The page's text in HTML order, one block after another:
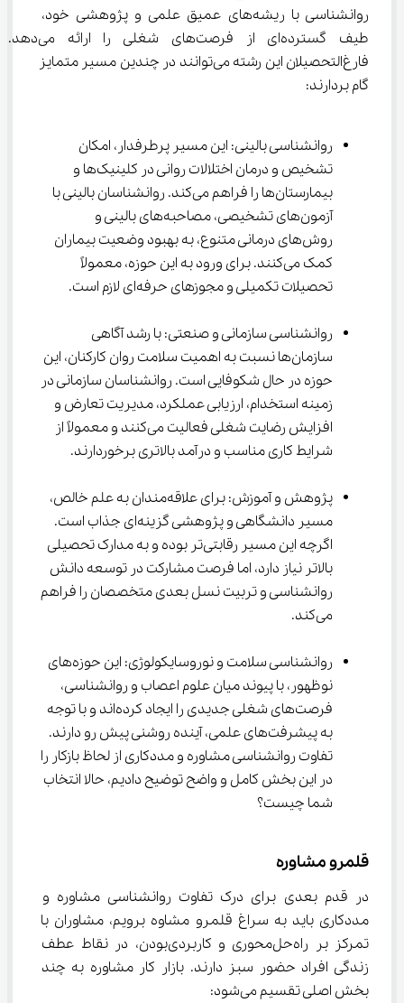
روانشناسی با ریشه‌های عمیق علمی و پژوهشی خود،
طیف گسترده‌ای از فرصت‌های شغلی را ارائه می‌دهد.
فارغ‌التحصیلان این رشته می‌توانند در چندین مسیر متمایز
گام بردارند:
روانشناسی بالینی: این مسیر پرطرفدار، امکان
تشخیص و درمان اختلالات روانی در کلینیک‌ها و
بیمارستان‌ها را فراهم می‌کند. روانشناسان بالینی با
آزمون‌های تشخیصی، مصاحبه‌های بالینی و
روش‌های درمانی متنوع، به بهبود وضعیت بیماران
کمک می‌کنند. برای ورود به این حوزه، معمولاً
تحصیلات تکمیلی و مجوزهای حرفه‌ای لازم است.
روانشناسی سازمانی و صنعتی: با رشد آگاهی
سازمان‌ها نسبت به اهمیت سلامت روان کارکنان، این
حوزه در حال شکوفایی است. روانشناسان سازمانی در
زمینه استخدام، ارزیابی عملکرد، مدیریت تعارض و
افزایش رضایت شغلی فعالیت می‌کنند و معمولاً از
شرایط کاری مناسب و درآمد بالاتری برخوردارند.
پژوهش و آموزش: برای علاقه‌مندان به علم خالص،
مسیر دانشگاهی و پژوهشی گزینه‌ای جذاب است.
اگرچه این مسیر رقابتی‌تر بوده و به مدارک تحصیلی
بالاتر نیاز دارد، اما فرصت مشارکت در توسعه دانش
روانشناسی و تربیت نسل بعدی متخصصان را فراهم
می‌کند.
روانشناسی سلامت و نوروسایکولوژی: این حوزه‌های
نوظهور، با پیوند میان علوم اعصاب و روانشناسی،
فرصت‌های شغلی جدیدی را ایجاد کرده‌اند و با توجه
به پیشرفت‌های علمی، آینده روشنی پیش رو دارند.
تفاوت روانشناسی مشاوره و مددکاری از لحاظ بازکار را
در این بخش کامل و واضح توضیح دادیم، حالا انتخاب
شما چیست؟
قلمرو مشاوره
در قدم بعدی برای درک تفاوت روانشناسی مشاوره و
مددکاری باید به سراغ قلمرو مشاوه برویم، مشاوران با
تمرکز بر راه‌حل‌محوری و کاربردی‌بودن، در نقاط عطف
زندگی افراد حضور سبز دارند. بازار کار مشاوره به چند
بخش اصلی تقسیم می‌شود: